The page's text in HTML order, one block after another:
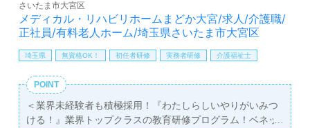
メディカル・リハビリホームまどか大宮/求人/介護職/
正社員/有料老人ホーム/埼玉県さいたま市大宮区
さいたま市大宮区
埼玉県 無資格OK！ 初任者研修 実務者研修 介護福祉士
POINT
＜業界未経験者も積極採用！『わたしらしいやりがいみつ
ける！』業界トップクラスの教育研修プログラム！ベネッ